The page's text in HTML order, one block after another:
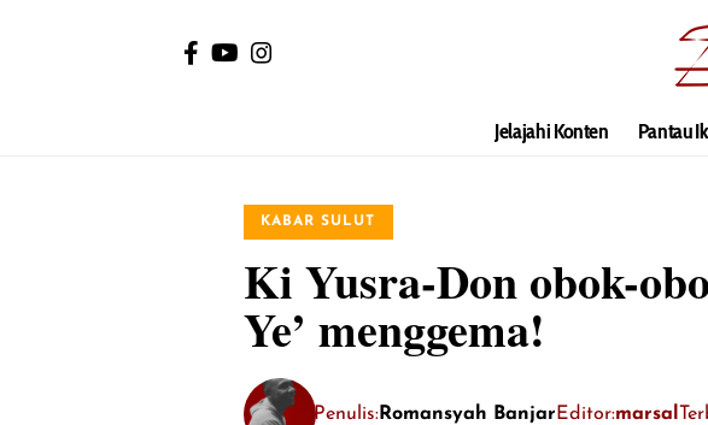
Jelajahi Konten Pantau
KABAR SULUT
Ki Yusra-Don obok-
Ye’ menggema!
Penulis:Romansyah Banjar Editor:marsal